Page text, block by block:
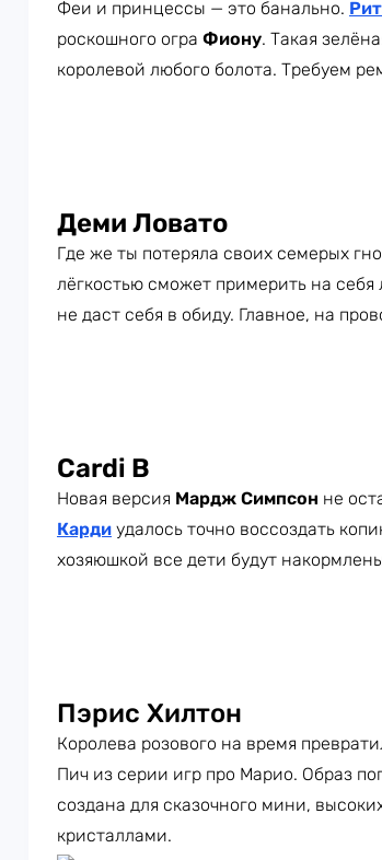
Феи и принцессы — это банально.
роскошного огра Фиону. Такая
королевой любого болота. Требуем
Деми Ловато
Где же ты потеряла своих семерых
лёгкостью сможет примерить на
не даст себя в обиду. Главное, на
Cardi B
Новая версия Мардж Симпсон не
Карди удалось точно воссоздать
хозяюшкой все дети будут
Пэрис Хилтон
Королева розового на время
Пич из серии игр про Марио. Образ
создана для сказочного мини,
кристаллами.